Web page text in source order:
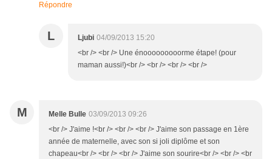
Répondre
L Ljubi 04/09/2013 15:20
<br /> <br /> Une énooooooooorme étape! (pour
maman aussi!)<br /> <br /> <br /> <br />
M Melle Bulle 03/09/2013 09:26
<br /> J'aime !<br /> <br /> <br /> J'aime son passage en 1ère
année de maternelle, avec son si joli diplôme et son
chapeau<br /> <br /> <br /> J'aime son sourire<br /> <br /> <br